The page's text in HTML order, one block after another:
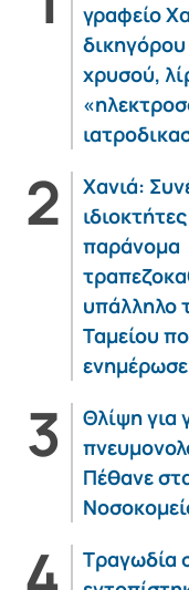
γραφείο
χρυσού,
Χανιά:
παράνομα
υπάλληλο
Ταμείου
ενημέρωσε
Θλίψη για
Πέθανε
Τραγωδία